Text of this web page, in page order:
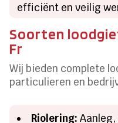
efficiënt en veilig
Soorten
Fr
Wij bieden complete
particulieren en
Riolering: